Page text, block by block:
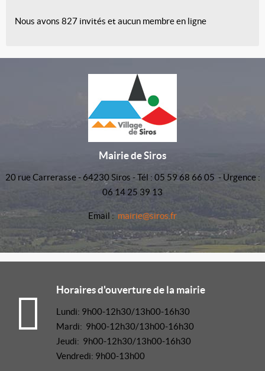
Nous avons 827 invités et aucun membre en ligne
Mairie de Siros
20 rue Carrerasse - 64230 Siros - Tél : 05 59 68 66 05 - Urgence :
06 14 25 39 13
Email : mairie@siros.fr
Horaires d'ouverture de la mairie
Lundi: 9h00-12h30/13h00-16h30
Mardi: 9h00-12h30/13h00-16h30
Jeudi: 9h00-12h30/13h00-16h30
Vendredi: 9h00-13h00